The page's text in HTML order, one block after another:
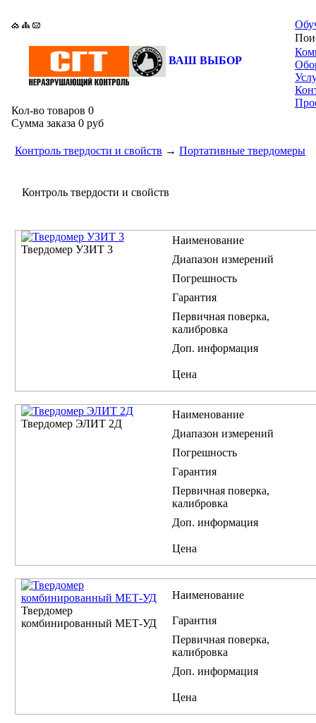
ВАШ ВЫБОР
Кол-во товаров 0
Сумма заказа 0 руб
Контроль твердости и свойств → Портативные твердомеры
Контроль твердости и свойств
Твердомер УЗИТ 3
Наименование
Диапазон измерений
Погрешность
Гарантия
Первичная поверка,
калибровка
Доп. информация
Цена
Твердомер ЭЛИТ 2Д
Наименование
Диапазон измерений
Погрешность
Гарантия
Первичная поверка,
калибровка
Доп. информация
Цена
Твердомер
комбинированный МЕТ-УД
Наименование
Гарантия
Первичная поверка,
калибровка
Доп. информация
Цена